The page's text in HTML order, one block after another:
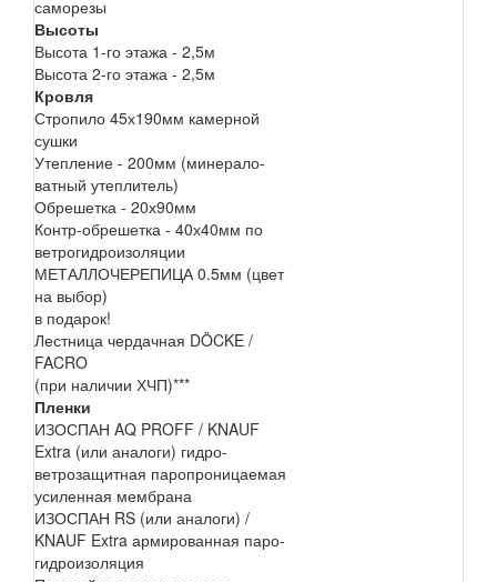
саморезы
Высоты
Высота 1-го этажа - 2,5м
Высота 2-го этажа - 2,5м
Кровля
Стропило 45х190мм камерной
сушки
Утепление - 200мм (минерало-
ватный утеплитель)
Обрешетка - 20х90мм
Контр-обрешетка - 40х40мм по
ветрогидроизоляции
МЕТАЛЛОЧЕРЕПИЦА 0.5мм (цвет
на выбор)
в подарок!
Лестница чердачная DÖCKE /
FACRO
(при наличии ХЧП)***
Пленки
ИЗОСПАН AQ PROFF / KNAUF
Extra (или аналоги) гидро-
ветрозащитная паропроницаемая
усиленная мембрана
ИЗОСПАН RS (или аналоги) /
KNAUF Extra армированная паро-
гидроизоляция